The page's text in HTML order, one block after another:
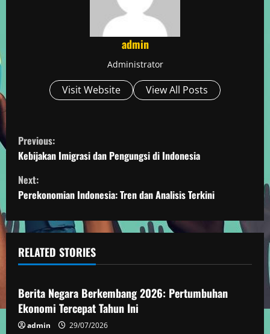
admin
Administrator
Visit Website View All Posts
C
o
n
i
n
u
e
Previous:
Kebijakan Imigrasi dan Pengungsi di Indonesia
Next:
Perekonomian Indonesia: Tren dan Analisis Terkini
RELATED STORIES
Berita Negara Berkembang
Berita Negara Berkembang 2026: Pertumbuhan
Ekonomi Tercepat Tahun Ini
admin 29/07/2026
Berita Negara Berkembang